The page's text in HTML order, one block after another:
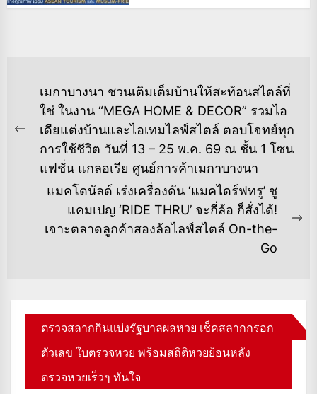
แนะแนว
เรื่อง
Previous
post:
เมกาบางนา ชวนเติมเต็มบ้านให้สะท้อนสไตล์ที่
ใช่ ในงาน “MEGA HOME & DECOR” รวมไอ
เดียแต่งบ้านและไอเทมไลฟ์สไตล์ ตอบโจทย์ทุก
การใช้ชีวิต วันที่ 13 – 25 พ.ค. 69 ณ ชั้น 1 โซน
แฟชั่น แกลอเรีย ศูนย์การค้าเมกาบางนา
แมคโดนัลด์ เร่งเครื่องดัน ‘แมคไดร์ฟทรู’ ชู
แคมเปญ ‘RIDE THRU’ จะกี่ล้อ ก็สั่งได้!
เจาะตลาดลูกค้าสองล้อไลฟ์สไตล์ On-the-
Go
ตรวจสลากกินแบ่งรัฐบาลผลหวย เช็คสลากกรอก
ตัวเลข ใบตรวจหวย พร้อมสถิติหวยย้อนหลัง
ตรวจหวยเร็วๆ ทันใจ